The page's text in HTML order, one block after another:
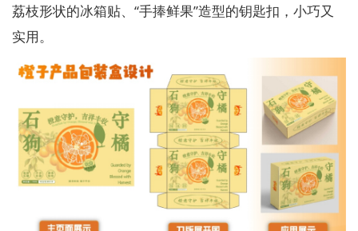
荔枝形状的冰箱贴、“手捧鲜果”造型的钥匙扣，小巧又
实用。